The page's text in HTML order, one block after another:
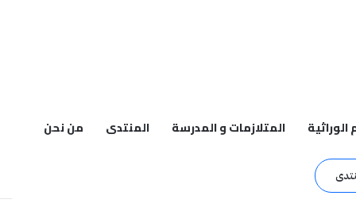
من نحن المنتدى المتلازمات و المدرسة الوراثية